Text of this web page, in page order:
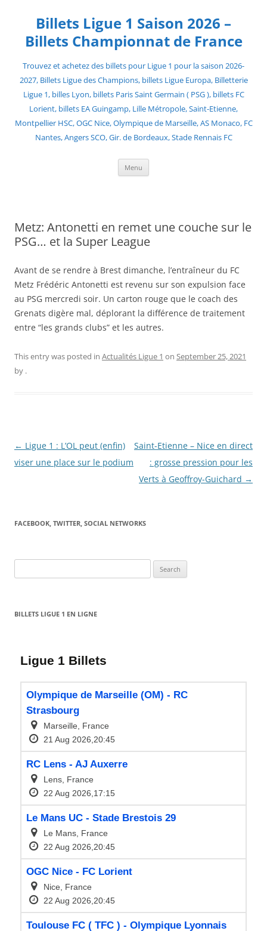
contentBillets Ligue 1 Saison 2026 –
Billets Championnat de France
Trouvez et achetez des billets pour Ligue 1 pour la saison 2026-
2027, Billets Ligue des Champions, billets Ligue Europa, Billetterie
Ligue 1, billes Lyon, billets Paris Saint Germain ( PSG ), billets FC
Lorient, billets EA Guingamp, Lille Métropole, Saint-Etienne,
Montpellier HSC, OGC Nice, Olympique de Marseille, AS Monaco, FC
Nantes, Angers SCO, Gir. de Bordeaux, Stade Rennais FC
Menu
Metz: Antonetti en remet une couche sur le
PSG… et la Super League
Avant de se rendre à Brest dimanche, l’entraîneur du FC
Metz Frédéric Antonetti est revenu sur son expulsion face
au PSG mercredi soir. Un carton rouge que le coach des
Grenats digère mal, déplorant la différence de traitement
entre “les grands clubs” et les autres.
This entry was posted in Actualités Ligue 1 on September 25, 2021
by .
Post
navigation
← Ligue 1 : L’OL peut (enfin)
viser une place sur le podium
Saint-Etienne – Nice en direct
: grosse pression pour les
Verts à Geoffroy-Guichard →
FACEBOOK, TWITTER, SOCIAL NETWORKS
for:
BILLETS LIGUE 1 EN LIGNE